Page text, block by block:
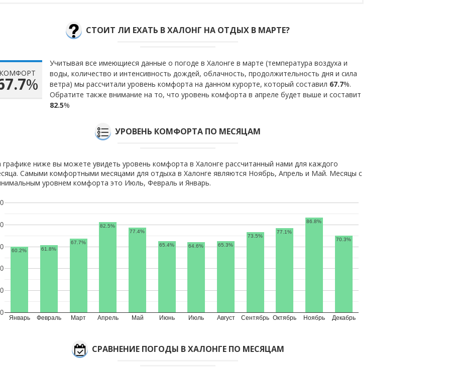
СТОИТ ЛИ ЕХАТЬ В ХАЛОНГ НА ОТДЫХ В МАРТЕ?
КОМФОРТ
%
Учитывая все имеющиеся данные о погоде в Халонге в марте (температура воздуха и
воды, количество и интенсивность дождей, облачность, продолжительность дня и сила
ветра) мы рассчитали уровень комфорта на данном курорте, который составил 67.7%.
Обратите также внимание на то, что уровень комфорта в апреле будет выше и составит
82.5%
УРОВЕНЬ КОМФОРТА ПО МЕСЯЦАМ
графике ниже вы можете увидеть уровень комфорта в Халонге рассчитанный нами для каждого
Самыми комфортными месяцами для отдыха в Халонге являются Ноябрь, Апрель и Май. Месяцы с
уровнем комфорта это Июль, Февраль и Январь.
Январь Февраль Март Апрель Май Июнь Июль Август Сентябрь Октябрь Ноябрь Декабрь
0
60.2% 61.8%
67.7%
82.5%
77.4%
65.4% 64.6% 65.3%
73.5%
77.1%
86.8%
70.3%
СРАВНЕНИЕ ПОГОДЫ В ХАЛОНГЕ ПО МЕСЯЦАМ